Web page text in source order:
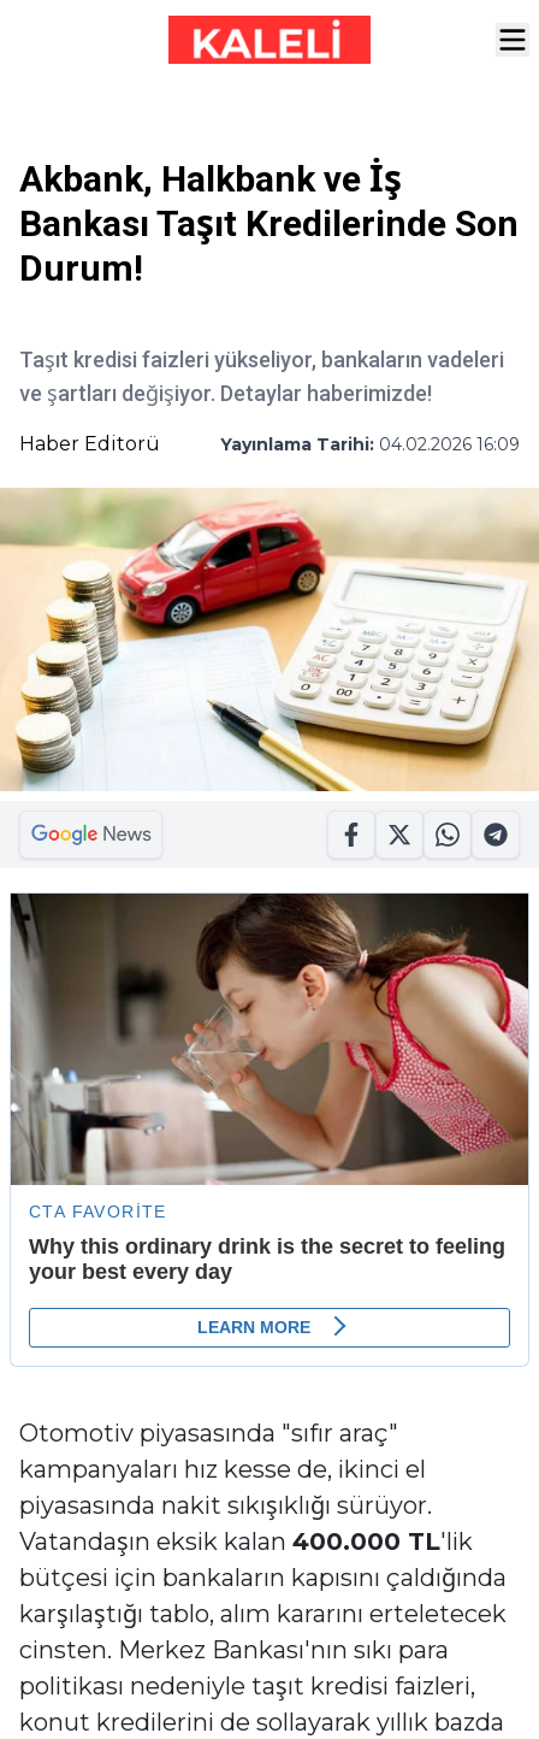
Akbank, Halkbank ve İş
Bankası Taşıt Kredilerinde Son
Durum!
Taşıt kredisi faizleri yükseliyor, bankaların vadeleri
ve şartları değişiyor. Detaylar haberimizde!
Haber Editorü Yayınlama Tarihi: 04.02.2026 16:09
Otomotiv piyasasında "sıfır araç"
kampanyaları hız kesse de, ikinci el
piyasasında nakit sıkışıklığı sürüyor.
Vatandaşın eksik kalan 400.000 TL'lik
bütçesi için bankaların kapısını çaldığında
karşılaştığı tablo, alım kararını erteletecek
cinsten. Merkez Bankası'nın sıkı para
politikası nedeniyle taşıt kredisi faizleri,
konut kredilerini de sollayarak yıllık bazda